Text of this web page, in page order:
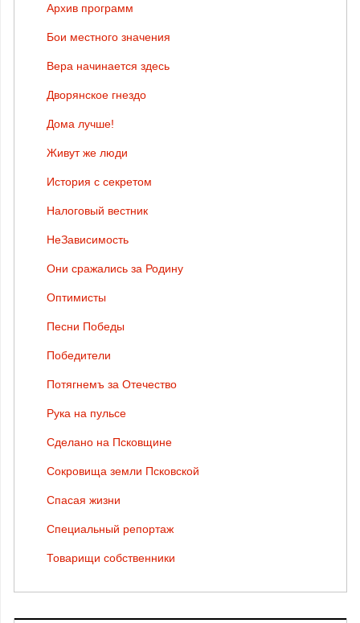
Архив программ
Бои местного значения
Вера начинается здесь
Дворянское гнездо
Дома лучше!
Живут же люди
История с секретом
Налоговый вестник
НеЗависимость
Они сражались за Родину
Оптимисты
Песни Победы
Победители
Потягнемъ за Отечество
Рука на пульсе
Сделано на Псковщине
Сокровища земли Псковской
Спасая жизни
Специальный репортаж
Товарищи собственники